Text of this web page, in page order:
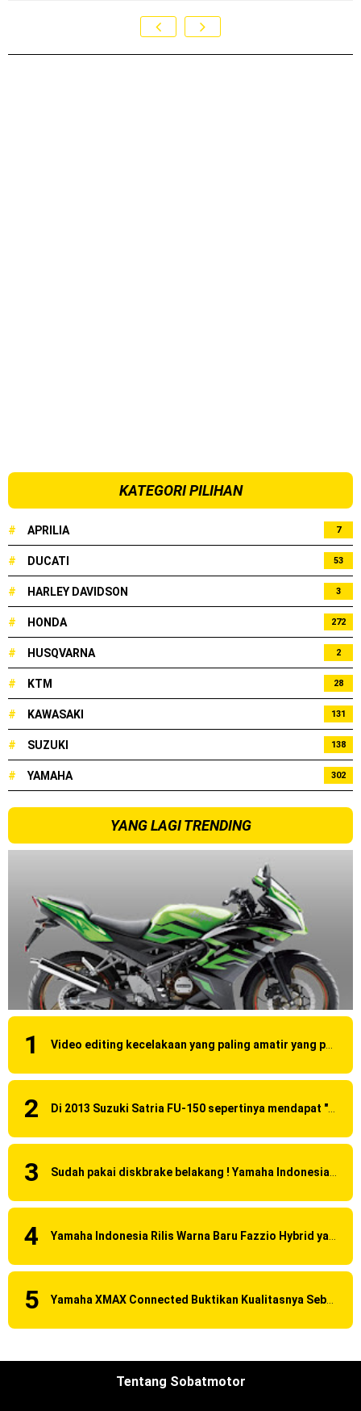
KATEGORI PILIHAN
# APRILIA 7
# DUCATI 53
# HARLEY DAVIDSON 3
# HONDA 272
# HUSQVARNA 2
# KTM 28
# KAWASAKI 131
# SUZUKI 138
# YAMAHA 302
YANG LAGI TRENDING
Tentang Sobatmotor